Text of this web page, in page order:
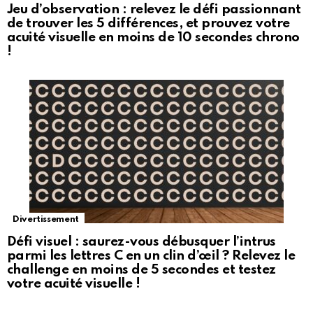
Jeu d’observation : relevez le défi passionnant
de trouver les 5 différences, et prouvez votre
acuité visuelle en moins de 10 secondes chrono
!
Divertissement
Défi visuel : saurez-vous débusquer l’intrus
parmi les lettres C en un clin d’œil ? Relevez le
challenge en moins de 5 secondes et testez
votre acuité visuelle !